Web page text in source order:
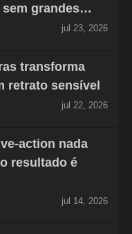
sem grandes…
jul 23, 2026
transforma
retrato sensível
jul 22, 2026
action nada
resultado é
jul 14, 2026